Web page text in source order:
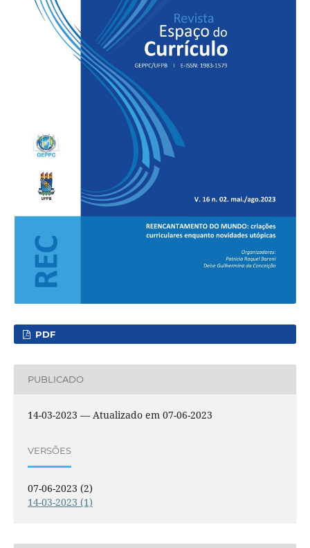
PDF
PUBLICADO
14-03-2023 — Atualizado em 07-06-2023
VERSÕES
07-06-2023 (2)
14-03-2023 (1)